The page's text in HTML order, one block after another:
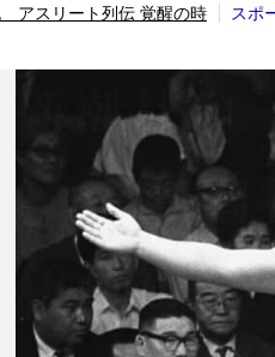
アスリート列伝 覚醒の時 スポ